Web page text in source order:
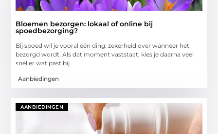
Bloemen bezorgen: lokaal of online bij
spoedbezorging?
Bij spoed wil je vooral één ding: zekerheid over wanneer het
bezorgd wordt. Als dat moment vaststaat, kies je daarna veel
sneller wat past bij
Aanbiedingen
AANBIEDINGEN